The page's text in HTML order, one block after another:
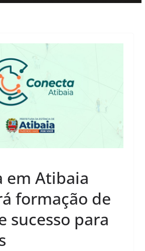
em Atibaia
formação de
sucesso para